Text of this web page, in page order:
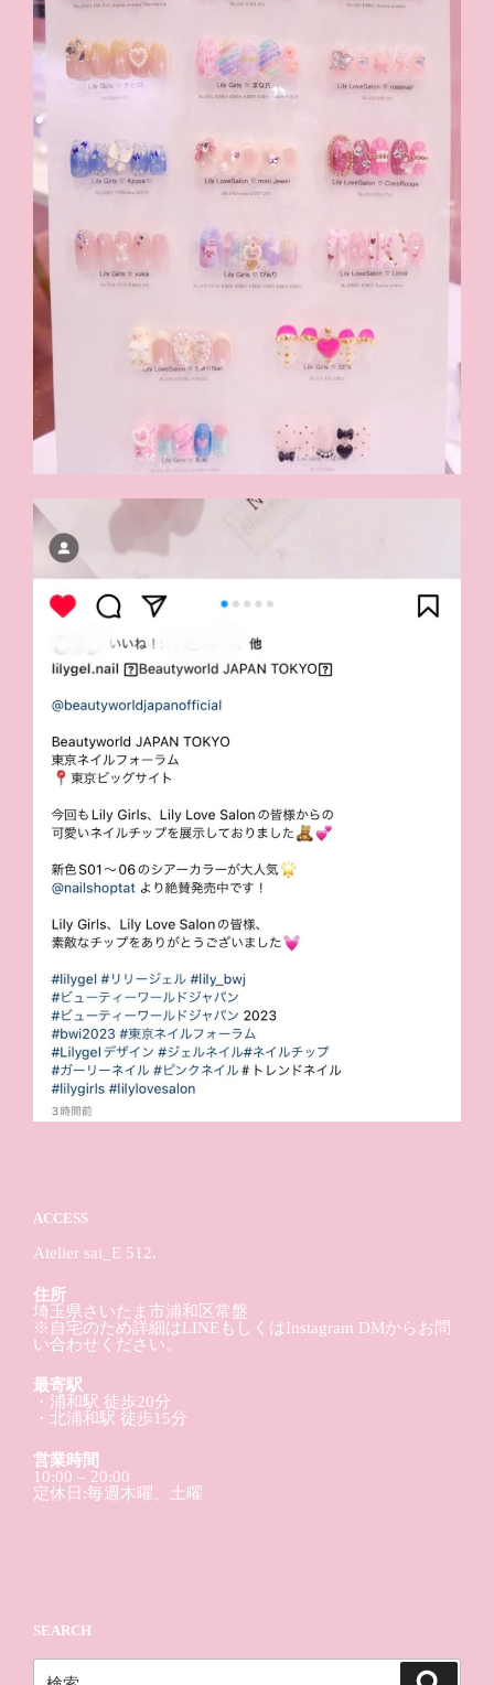
ACCESS
Atelier sai_E 512.
住所
埼玉県さいたま市浦和区常盤
※自宅のため詳細はLINEもしくはInstagram DMからお問
い合わせください。
最寄駅
・浦和駅 徒歩20分
・北浦和駅 徒歩15分
営業時間
10:00 – 20:00
定休日:毎週木曜、土曜
SEARCH
検